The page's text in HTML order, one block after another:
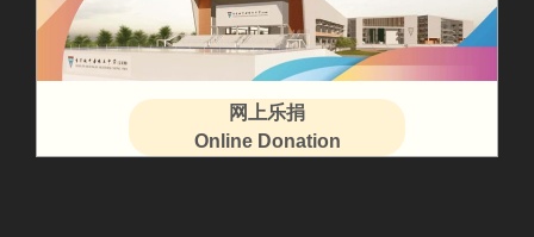
网上乐捐
Online Donation